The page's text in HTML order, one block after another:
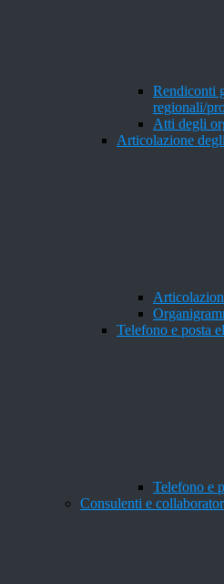
Rendiconti
regionali/
Atti degli
Articolazione
Telefono e posta
Telefono e
Consulenti e